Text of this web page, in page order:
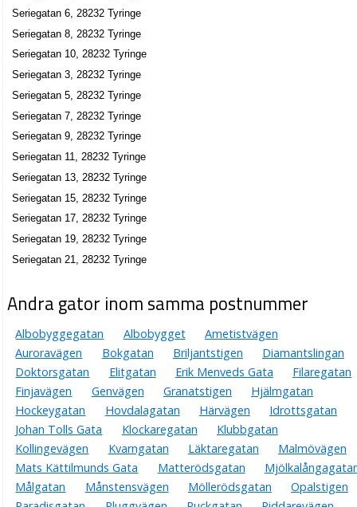
Seriegatan 6, 28232 Tyringe
Seriegatan 8, 28232 Tyringe
Seriegatan 10, 28232 Tyringe
Seriegatan 3, 28232 Tyringe
Seriegatan 5, 28232 Tyringe
Seriegatan 7, 28232 Tyringe
Seriegatan 9, 28232 Tyringe
Seriegatan 11, 28232 Tyringe
Seriegatan 13, 28232 Tyringe
Seriegatan 15, 28232 Tyringe
Seriegatan 17, 28232 Tyringe
Seriegatan 19, 28232 Tyringe
Seriegatan 21, 28232 Tyringe
Andra gator inom samma postnummer
Albobyggegatan Albobygget
Ametistvägen
Auroravägen
Bokgatan Briljantstigen
Diamantslingan
Doktorsgatan
Elitgatan Erik Menveds Gata
Filaregatan
Finjavägen
Genvägen Granatstigen
Hjälmgatan
Hockeygatan
Hovdalagatan Härvägen
Idrottsgatan
Johan Tolls Gata
Klockaregatan
Klubbgatan
Kollingevägen
Kvarngatan Läktaregatan
Malmövägen
Mats Kättilmunds Gata
Matterödsgatan
Målgatan
Månstensvägen Möllerödsgatan
Opalstigen